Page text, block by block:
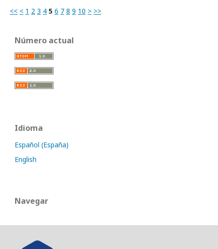
<< < 1 2 3 4 5 6 7 8 9 10 > >>
Número actual
Idioma
Español (España)
English
Navegar